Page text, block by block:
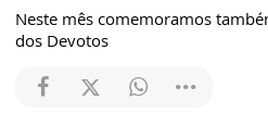
Neste mês comemoramos
dos Devotos